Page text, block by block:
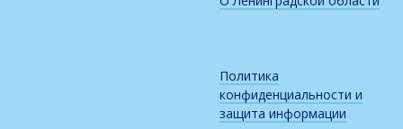
Политика
конфиденциальности и
защита информации